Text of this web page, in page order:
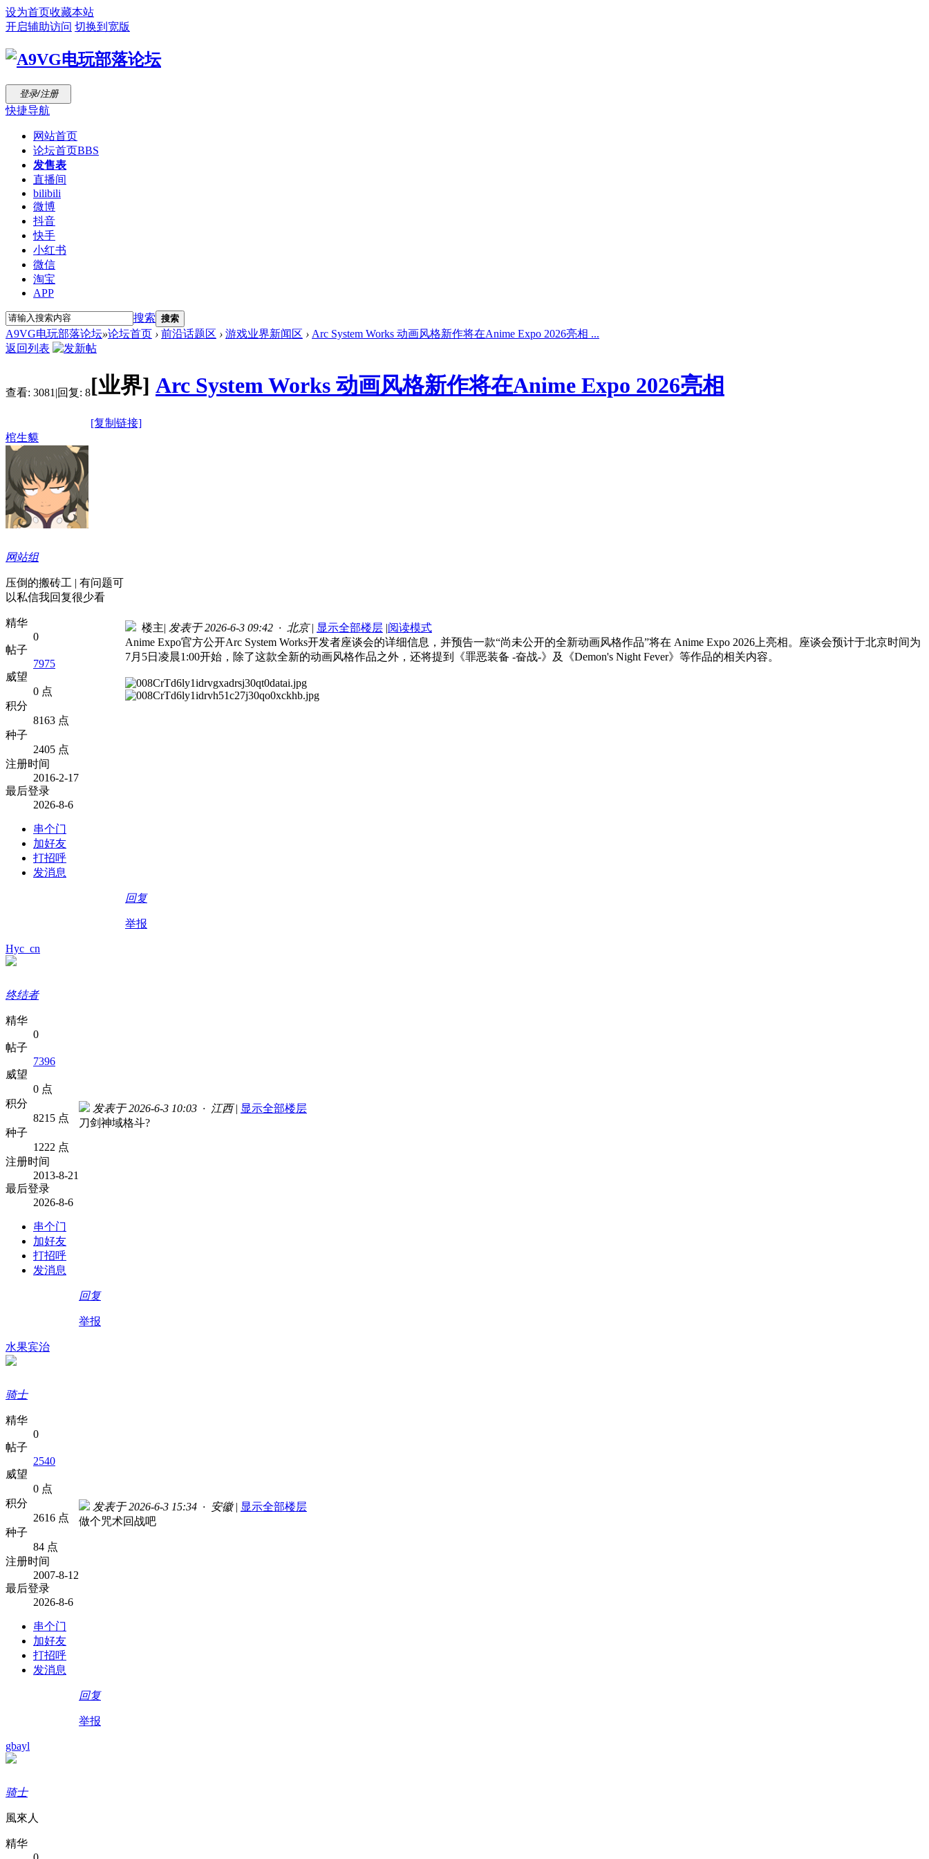
设为首页收藏本站
开启辅助访问 切换到宽版
登录/注册
快捷导航
网站首页
论坛首页BBS
发售表
直播间
bilibili
微博
抖音
快手
小红书
微信
淘宝
APP
搜索 搜索
A9VG电玩部落论坛»论坛首页 › 前沿话题区 › 游戏业界新闻区 › Arc System Works 动画风格新作将在Anime Expo 2026亮相 ...
返回列表
查看: 3081 |回复: 8[业界] Arc System Works 动画风格新作将在Anime Expo 2026亮相
[复制链接]
棺生貘
网站组
压倒的搬砖工 | 有问题可
以私信我回复很少看
精华
0
帖子
7975
威望
0 点
积分
8163 点
种子
2405 点
注册时间
2016-2-17
最后登录
2026-8-6
串个门
加好友
打招呼
发消息
楼主| 发表于 2026-6-3 09:42 · 北京 | 显示全部楼层 |阅读模式
Anime Expo官方公开Arc System Works开发者座谈会的详细信息，并预告一款“尚未公开的全新动画风格作品”将在 Anime Expo 2026上亮相。座谈会预计于北京时间为
7月5日凌晨1:00开始，除了这款全新的动画风格作品之外，还将提到《罪恶装备 -奋战-》及《Demon's Night Fever》等作品的相关内容。 ​​​
回复
举报
Hyc_cn
终结者
精华
0
帖子
7396
威望
0 点
积分
8215 点
种子
1222 点
注册时间
2013-8-21
最后登录
2026-8-6
串个门
加好友
打招呼
发消息
发表于 2026-6-3 10:03 · 江西 | 显示全部楼层
刀剑神域格斗?
回复
举报
水果宾治
骑士
精华
0
帖子
2540
威望
0 点
积分
2616 点
种子
84 点
注册时间
2007-8-12
最后登录
2026-8-6
串个门
加好友
打招呼
发消息
发表于 2026-6-3 15:34 · 安徽 | 显示全部楼层
做个咒术回战吧
回复
举报
gbayl
骑士
風來人
精华